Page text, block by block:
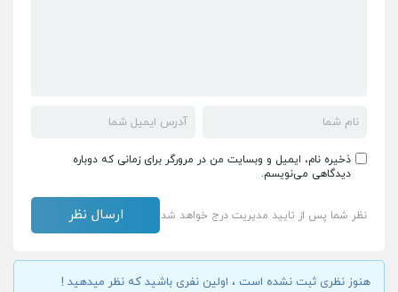
ذخیره نام، ایمیل و وبسایت من در مرورگر برای زمانی که دوباره
دیدگاهی می‌نویسم.
نظر شما پس از تایید مدیریت درج خواهد شد
هنوز نظری ثبت نشده است ، اولین نفری باشید که نظر میدهید !